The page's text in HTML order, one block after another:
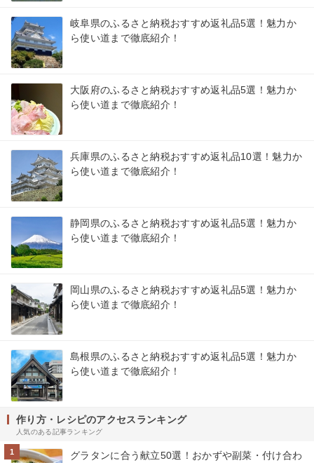
岐阜県のふるさと納税おすすめ返礼品5選！魅力か
ら使い道まで徹底紹介！
大阪府のふるさと納税おすすめ返礼品5選！魅力か
ら使い道まで徹底紹介！
兵庫県のふるさと納税おすすめ返礼品10選！魅力か
ら使い道まで徹底紹介！
静岡県のふるさと納税おすすめ返礼品5選！魅力か
ら使い道まで徹底紹介！
岡山県のふるさと納税おすすめ返礼品5選！魅力か
ら使い道まで徹底紹介！
島根県のふるさと納税おすすめ返礼品5選！魅力か
ら使い道まで徹底紹介！
作り方・レシピのアクセスランキング
人気のある記事ランキング
1
グラタンに合う献立50選！おかずや副菜・付け合わ